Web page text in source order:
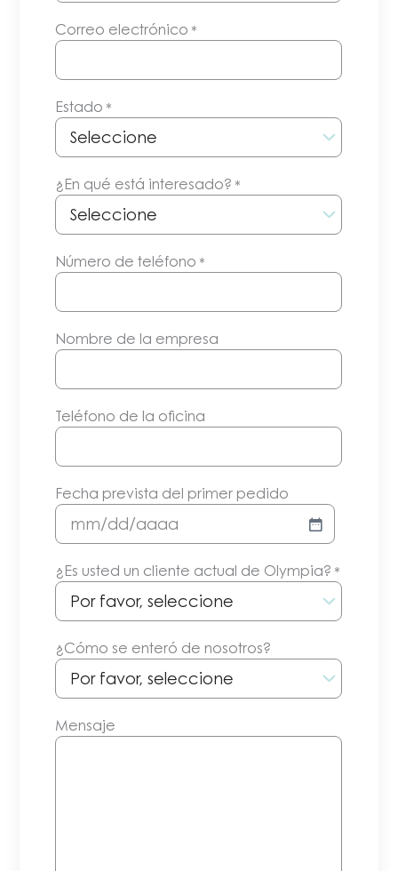
Correo electrónico *
Estado *
¿En qué está interesado? *
Número de teléfono *
Nombre de la empresa
Teléfono de la oficina
Fecha prevista del primer pedido
MM/DD/AAAA
¿Es usted un cliente actual de Olympia? *
¿Cómo se enteró de nosotros?
Mensaje